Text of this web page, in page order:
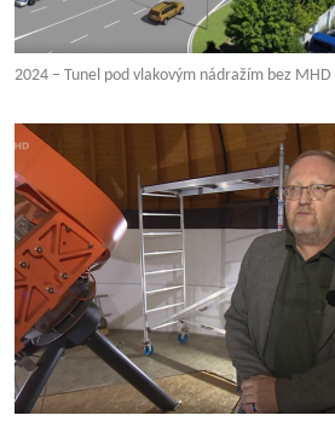
2024 – Tunel pod vlakovým nádražím bez MHD